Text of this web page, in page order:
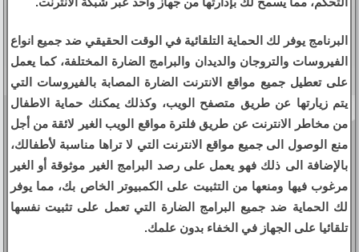
البرنامج يوفر لك الحماية التلقائية في الوقت الحقيقي ضد جميع انواع
الفيروسات والتروجان والديدان والبرامج الضارة المختلفة، كما يعمل
على تعطيل جميع مواقع الانترنت الضارة المصابة بالفيروسات التي
يتم زيارتها عن طريق متصفح الويب، وكذلك يمكنك حماية الاطفال
من مخاطر الانترنت عن طريق فلترة مواقع الويب الغير لائقة من أجل
منع الوصول الى جميع مواقع الانترنت التي لا تراها مناسبة لأطفالك،
بالإضافة الى ذلك فهو يعمل على رصد البرامج الغير موثوقة أو الغير
مرغوب فيها ومنعها من التثبيت على الكمبيوتر الخاص بك، مما يوفر
لك الحماية ضد جميع البرامج الضارة التي تعمل على تثبيت نفسها
تلقائيا على الجهاز في الخفاء بدون علمك.